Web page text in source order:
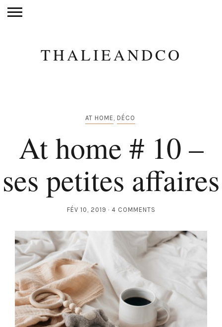
THALIEANDCO
AT HOME DÉCO
At home # 10 –
ses petites affaires
FÉV 10, 2019 4 COMMENTS